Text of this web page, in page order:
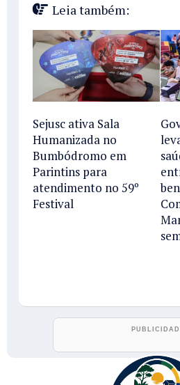
Leia também:
Sejusc ativa Sala
Humanizada no
Bumbódromo em
Parintins para
atendimento no 59º
Festival